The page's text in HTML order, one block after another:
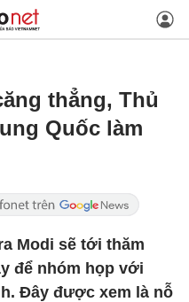
thẳng, Thủ
Quốc làm
Modi sẽ tới thăm
để nhóm họp với
Đây được xem là nỗ